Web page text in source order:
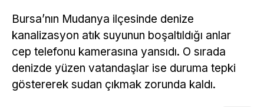
Bursa’nın Mudanya ilçesinde denize
kanalizasyon atık suyunun boşaltıldığı anlar
cep telefonu kamerasına yansıdı. O sırada
denizde yüzen vatandaşlar ise duruma tepki
göstererek sudan çıkmak zorunda kaldı.